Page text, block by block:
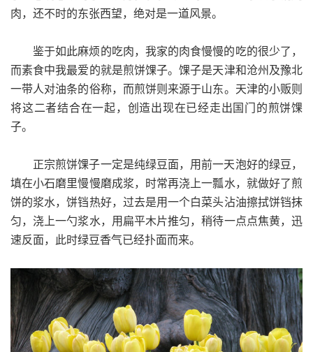
肉，还不时的东张西望，绝对是一道风景。
鉴于如此麻烦的吃肉，我家的肉食慢慢的吃的很少了，
而素食中我最爱的就是煎饼馃子。馃子是天津和沧州及豫北
一带人对油条的俗称，而煎饼则来源于山东。天津的小贩则
将这二者结合在一起，创造出现在已经走出国门的煎饼馃
子。
正宗煎饼馃子一定是纯绿豆面，用前一天泡好的绿豆，
填在小石磨里慢慢磨成浆，时常再浇上一瓢水，就做好了煎
饼的浆水，饼铛热好，过去是用一个白菜头沾油擦拭饼铛抹
匀，浇上一勺浆水，用扁平木片推匀，稍待一点点焦黄，迅
速反面，此时绿豆香气已经扑面而来。